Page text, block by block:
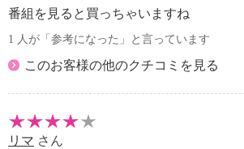
番組を見ると買っちゃいますね
1 人が「参考になった」と言っています
このお客様の他のクチコミを見る
リマ さん